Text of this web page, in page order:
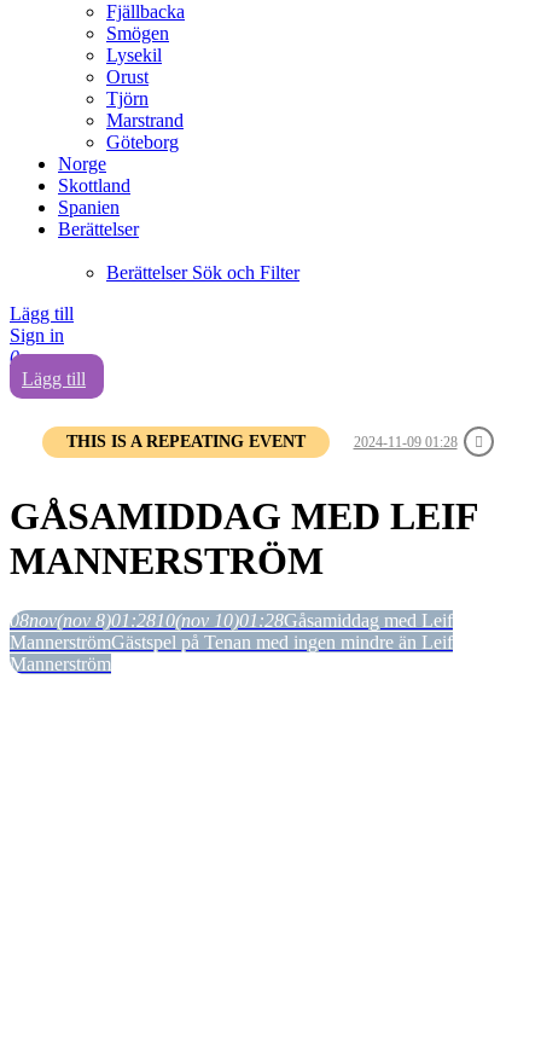
Fjällbacka
Smögen
Lysekil
Orust
Tjörn
Marstrand
Göteborg
Norge
Skottland
Spanien
Berättelser
Berättelser Sök och Filter
Lägg till
Sign in
0
Lägg till
THIS IS A REPEATING EVENT 2024-11-09 01:28
GÅSAMIDDAG MED LEIF
MANNERSTRÖM
08nov(nov 8)01:2810(nov 10)01:28Gåsamiddag med Leif
MannerströmGästspel på Tenan med ingen mindre än Leif
Mannerström